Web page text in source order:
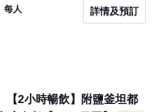
更換的甜點。
每人 詳情及預訂
【2小時暢飲】附鹽釜坦都